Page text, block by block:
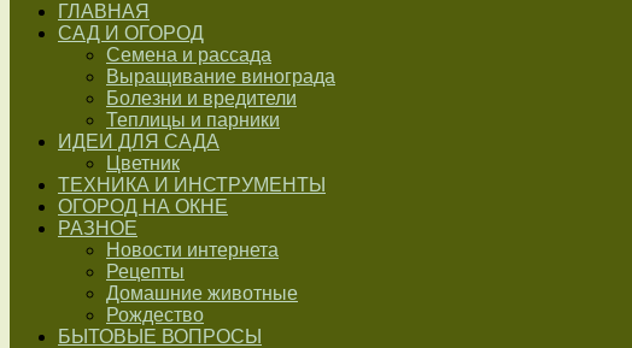
ГЛАВНАЯ
САД И ОГОРОД
Семена и рассада
Выращивание винограда
Болезни и вредители
Теплицы и парники
ИДЕИ ДЛЯ САДА
Цветник
ТЕХНИКА И ИНСТРУМЕНТЫ
ОГОРОД НА ОКНЕ
РАЗНОЕ
Новости интернета
Рецепты
Домашние животные
Рождество
БЫТОВЫЕ ВОПРОСЫ